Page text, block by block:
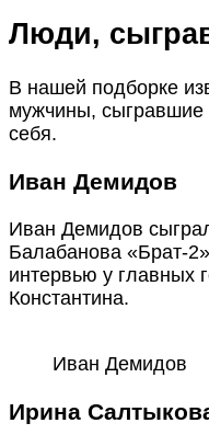
Люди,
В нашей подборке
мужчины,
себя.
Иван Демидов
Иван Демидов
Балабанова «Брат-
интервью у
Константина.
Иван Демидов
Ирина